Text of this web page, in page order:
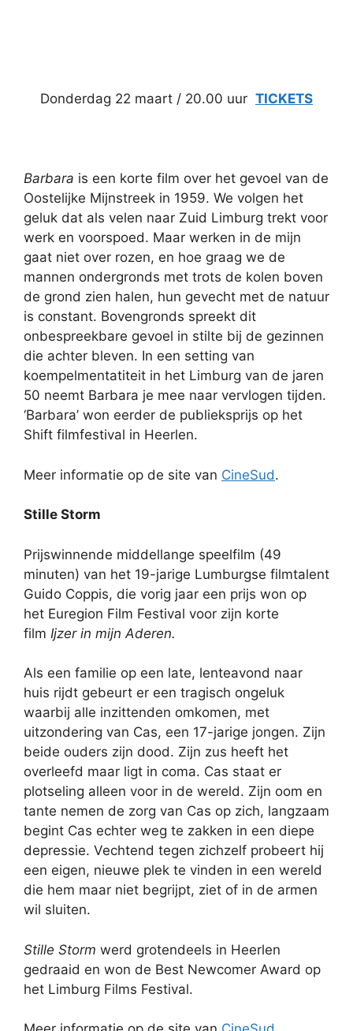
Donderdag 22 maart / 20.00 uur TICKETS
Barbara is een korte film over het gevoel van de
Oostelijke Mijnstreek in 1959. We volgen het
geluk dat als velen naar Zuid Limburg trekt voor
werk en voorspoed. Maar werken in de mijn
gaat niet over rozen, en hoe graag we de
mannen ondergronds met trots de kolen boven
de grond zien halen, hun gevecht met de natuur
is constant. Bovengronds spreekt dit
onbespreekbare gevoel in stilte bij de gezinnen
die achter bleven. In een setting van
koempelmentatiteit in het Limburg van de jaren
50 neemt Barbara je mee naar vervlogen tijden.
‘Barbara’ won eerder de publieksprijs op het
Shift filmfestival in Heerlen.
Meer informatie op de site van CineSud.
Stille Storm
Prijswinnende middellange speelfilm (49
minuten) van het 19-jarige Lumburgse filmtalent
Guido Coppis, die vorig jaar een prijs won op
het Euregion Film Festival voor zijn korte
film Ijzer in mijn Aderen.
Als een familie op een late, lenteavond naar
huis rijdt gebeurt er een tragisch ongeluk
waarbij alle inzittenden omkomen, met
uitzondering van Cas, een 17-jarige jongen. Zijn
beide ouders zijn dood. Zijn zus heeft het
overleefd maar ligt in coma. Cas staat er
plotseling alleen voor in de wereld. Zijn oom en
tante nemen de zorg van Cas op zich, langzaam
begint Cas echter weg te zakken in een diepe
depressie. Vechtend tegen zichzelf probeert hij
een eigen, nieuwe plek te vinden in een wereld
die hem maar niet begrijpt, ziet of in de armen
wil sluiten.
Stille Storm werd grotendeels in Heerlen
gedraaid en won de Best Newcomer Award op
het Limburg Films Festival.